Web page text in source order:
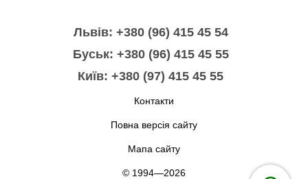
Львів: +380 (96) 415 45 54
Буськ: +380 (96) 415 45 55
Київ: +380 (97) 415 45 55
Контакти
Повна версія сайту
Мапа сайту
© 1994—2026